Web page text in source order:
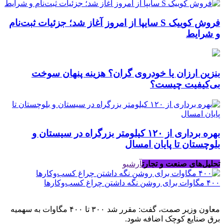
فروش کوییک S سایپا از امروز آغاز شد؛ جزئیات ثبت‌نام
و شرایط
بنزین ارزان یا خودروی گران؟ هزینه پنهان سوخت
بی‌کیفیت چیست؟
بهره برداری از ۱۲۰ کیلومتر بزرگراه در سیستان و
بلوچستان تا پایان امسال
تحلیل‌های صنعت و تجارتآرشیو
۴۰۰ مگاوات برای روشن نگه داشتن چراغ کسب‌وکار‌ها
معاون وزیر صمت، گفت: مقرر شد ۳۰۰ تا ۴۰۰ مگاوات به سهمیه
برق صنایع کوچک اضافه شود.